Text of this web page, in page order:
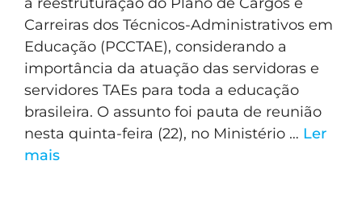
Carreiras dos Técnicos-Administrativos em
Educação (PCCTAE), considerando a
importância da atuação das servidoras e
servidores TAEs para toda a educação
brasileira. O assunto foi pauta de reunião
nesta quinta-feira (22), no Ministério … Ler
mais